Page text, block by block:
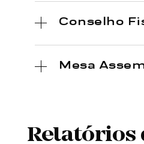
Conselho
Mesa
Relatórios